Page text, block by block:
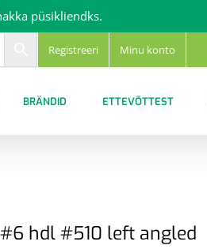
Registreeri Minu konto
BRÄNDID ETTEVÕTTEST
hdl #510 left angled
püsikliendks.